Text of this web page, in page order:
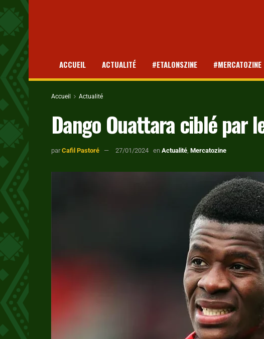
ACCUEIL ACTUALITÉ #ETALONSZINE #MERCATOZINE
Accueil Actualité
Dango Ouattara ciblé par
par Cafil Pastoré 27/01/2024 en Actualité Mercatozine